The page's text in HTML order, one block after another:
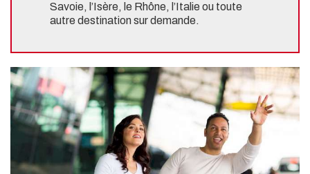
Savoie, l’Isère, le Rhône, l’Italie ou toute
autre destination sur demande.